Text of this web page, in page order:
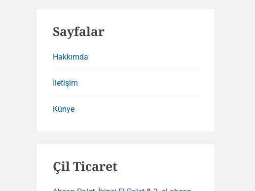
Sayfalar
Hakkımda
İletişim
Künye
Çil Ticaret